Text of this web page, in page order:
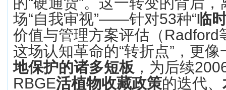
场“自我审视”——针对53种“临
价值与管理方案评估（Radford
这场认知革命的“转折点” ，更
地保护的诸多短板 ，为后续
RBGE活植物收藏政策的迭代、